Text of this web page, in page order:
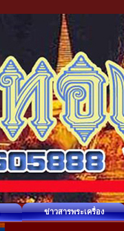
ข่าวสารพระเครื่อง